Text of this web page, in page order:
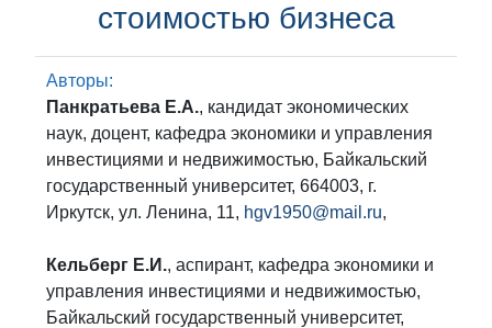
стоимостью бизнеса
Авторы:
Панкратьева Е.А., кандидат экономических
наук, доцент, кафедра экономики и управления
инвестициями и недвижимостью, Байкальский
государственный университет, 664003, г.
Иркутск, ул. Ленина, 11, hgv1950@mail.ru,
Кельберг Е.И., аспирант, кафедра экономики и
управления инвестициями и недвижимостью,
Байкальский государственный университет,